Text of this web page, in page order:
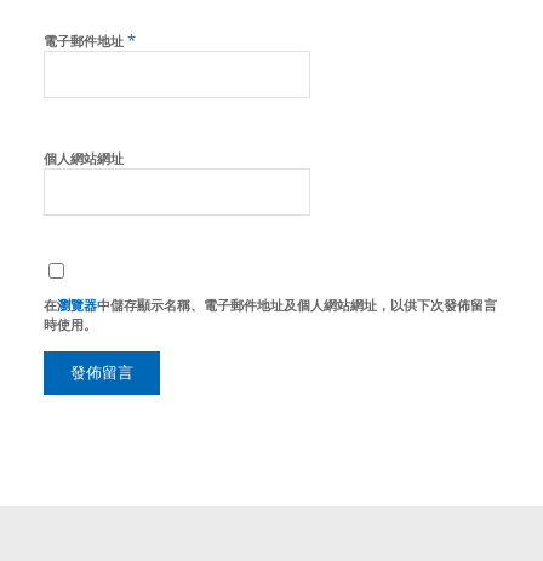
電子郵件地址 *
個人網站網址
在瀏覽器中儲存顯示名稱、電子郵件地址及個人網站網址，以供下次發佈留言
時使用。